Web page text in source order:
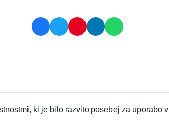
ki je bilo razvito posebej za uporabo